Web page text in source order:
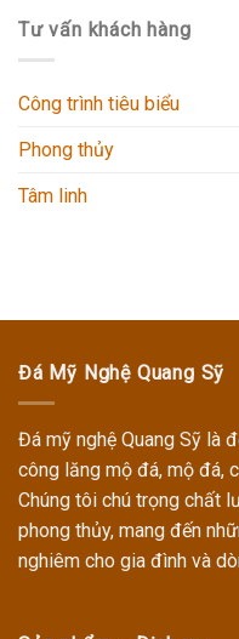
Tư vấn khách hàng
Công trình tiêu biểu
Phong thủy
Tâm linh
Đá Mỹ Nghệ Quang Sỹ
Đá mỹ nghệ Quang Sỹ là
công lăng mộ đá, mộ đá,
Chúng tôi chú trọng chất
phong thủy, mang đến
nghiêm cho gia đình và